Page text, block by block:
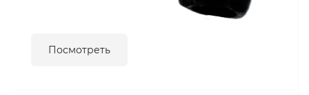
Посмотреть